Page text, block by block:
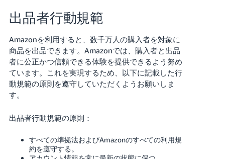
日
本
語
Italiano
- IT
한
국
어
KR
本
ロ
グ
ン
出品者行動規範
Amazonを利用すると、数千万人の購入者を対象に
商品を出品できます。Amazonでは、購入者と出品
者に公正かつ信頼できる体験を提供できるよう努め
ています。これを実現するため、以下に記載した行
動規範の原則を遵守していただくようお願いしま
す。
出品者行動規範の原則：
すべての準拠法およびAmazonのすべての利用規
約を遵守する。